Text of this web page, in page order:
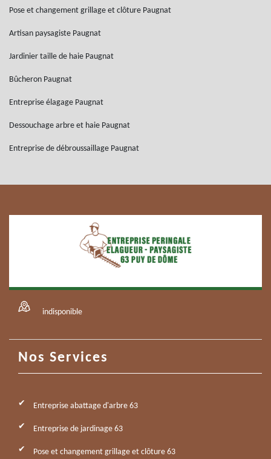
Pose et changement grillage et clôture Paugnat
Artisan paysagiste Paugnat
Jardinier taille de haie Paugnat
Bûcheron Paugnat
Entreprise élagage Paugnat
Dessouchage arbre et haie Paugnat
Entreprise de débroussaillage Paugnat
indisponible
Nos Services
Entreprise abattage d'arbre 63
Entreprise de jardinage 63
Pose et changement grillage et clôture 63